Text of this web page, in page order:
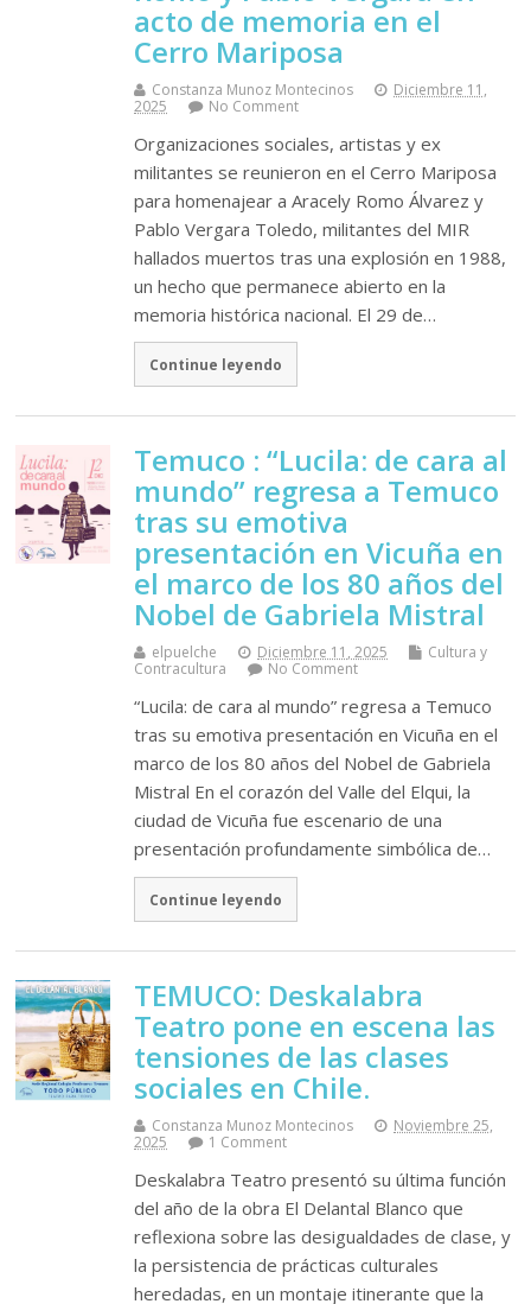
acto de memoria en el
Cerro Mariposa
Constanza Munoz Montecinos
Diciembre 11,
2025
No Comment
Organizaciones sociales, artistas y ex
militantes se reunieron en el Cerro Mariposa
para homenajear a Aracely Romo Álvarez y
Pablo Vergara Toledo, militantes del MIR
hallados muertos tras una explosión en 1988,
un hecho que permanece abierto en la
memoria histórica nacional. El 29 de…
Continue leyendo
Temuco : “Lucila: de cara al
mundo” regresa a Temuco
tras su emotiva
presentación en Vicuña en
el marco de los 80 años del
Nobel de Gabriela Mistral
elpuelche Diciembre 11, 2025
Cultura y
Contracultura
No Comment
“Lucila: de cara al mundo” regresa a Temuco
tras su emotiva presentación en Vicuña en el
marco de los 80 años del Nobel de Gabriela
Mistral En el corazón del Valle del Elqui, la
ciudad de Vicuña fue escenario de una
presentación profundamente simbólica de…
Continue leyendo
TEMUCO: Deskalabra
Teatro pone en escena las
tensiones de las clases
sociales en Chile.
Constanza Munoz Montecinos
Noviembre 25,
2025
1 Comment
Deskalabra Teatro presentó su última función
del año de la obra El Delantal Blanco que
reflexiona sobre las desigualdades de clase, y
la persistencia de prácticas culturales
heredadas, en un montaje itinerante que la